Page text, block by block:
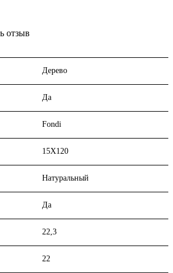
отзыв
Дерево
Да
Fondi
15X120
Натуральный
Да
22,3
22